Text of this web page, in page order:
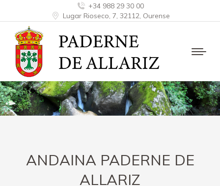
+34 988 29 30 00
Lugar Rioseco, 7, 32112, Ourense
ANDAINA PADERNE DE
ALLARIZ